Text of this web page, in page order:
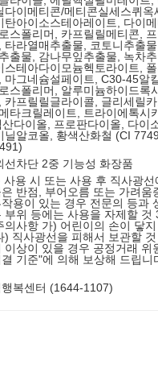
다이메티콘/메티콘실세스퀴옥
탄아이소스테아레이트, 다이
스폴리머, 카프릴릴메티콘,
타라열매추출물, 코토니추출물
출물, 감나무잎추출물, 녹차
스테아다이모늄헥토라이트,
마그네슘설페이트, C30-45알
스폴리머, 알루미늄하이드록
카프릴릴글라이콜, 글리세릴카
타크릴레이트, 트라이에톡시
다이올, 프로판다이올, 다이
닐알코올, 황색산화철 (CI
선차단 2중 기능성 화장품
사용 시 또는 사용 후 직사광선
반점, 부어오름 또는 가려움
용이 있는 경우 전문의 등과
부위 등에는 사용을 자제할 것
의사항 가) 어린이의 손이 닿
) 직사광선을 피해서 보관할 것
이상이 있을 경우 공정거래 위
기준"에 의해 보상해 드립니
복센터 (1644-1107)